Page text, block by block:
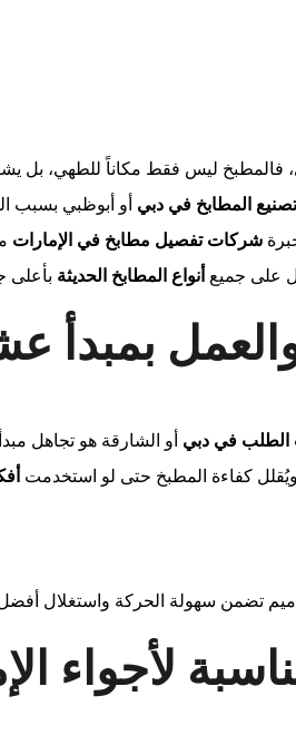
فالمطبخ ليس فقط مكاناً للطهي، بل
المطابخ في دبي أو أبوظبي بسبب
شركات تفصيل مطابخ في الإمارات
على جميع أنواع المطابخ الحديثة بأعلى
في دبي أو الشارقة هو تجاهل
كفاءة المطبخ حتى لو استخدمت
تضمن سهولة الحركة واستغلال